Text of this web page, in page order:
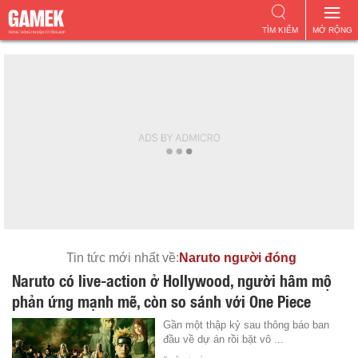
MỞ RỘNG
TÌM KIẾM
Tin tức mới nhất về: Naruto người đóng
Naruto có live-action ở Hollywood, người hâm mộ
phản ứng mạnh mẽ, còn so sánh với One Piece
Gần một thập kỷ sau thông báo ban
đầu về dự án rồi bặt vô ...